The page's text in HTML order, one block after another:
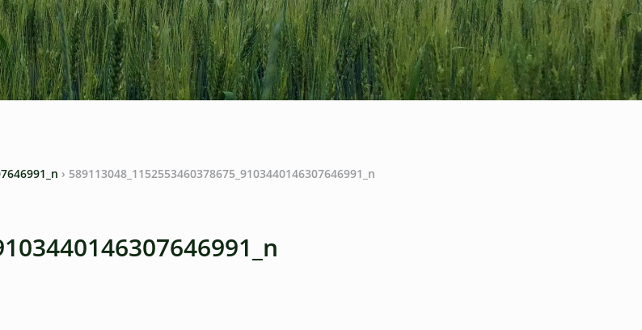
› 589113048_1152553460378675_9103440146307646991_n